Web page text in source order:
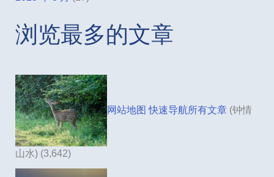
浏览最多的文章
网站地图 快速导航所有文章 (钟情
山水) (3,642)